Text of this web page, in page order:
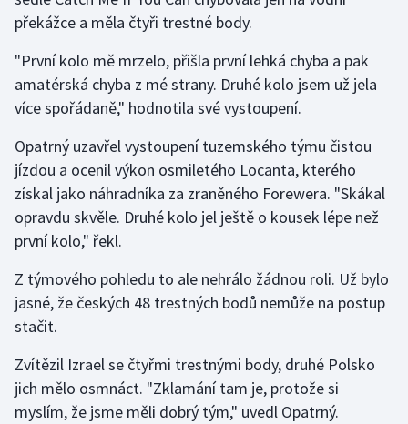
překážce a měla čtyři trestné body.
"První kolo mě mrzelo, přišla první lehká chyba a pak
amatérská chyba z mé strany. Druhé kolo jsem už jela
více spořádaně," hodnotila své vystoupení.
Opatrný uzavřel vystoupení tuzemského týmu čistou
jízdou a ocenil výkon osmiletého Locanta, kterého
získal jako náhradníka za zraněného Forewera. "Skákal
opravdu skvěle. Druhé kolo jel ještě o kousek lépe než
první kolo," řekl.
Z týmového pohledu to ale nehrálo žádnou roli. Už bylo
jasné, že českých 48 trestných bodů nemůže na postup
stačit.
Zvítězil Izrael se čtyřmi trestnými body, druhé Polsko
jich mělo osmnáct. "Zklamání tam je, protože si
myslím, že jsme měli dobrý tým," uvedl Opatrný.